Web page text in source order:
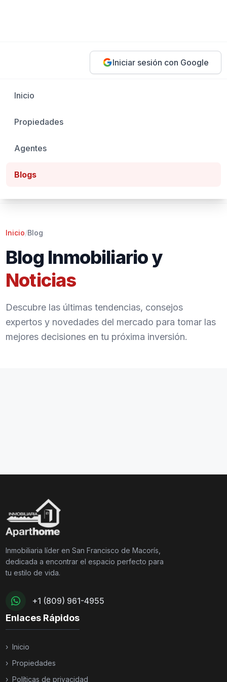
Iniciar sesión con Google
Inicio
Propiedades
Agentes
Blogs
Inicio/Blog
Blog Inmobiliario y
Noticias
Descubre las últimas tendencias, consejos
expertos y novedades del mercado para tomar las
mejores decisiones en tu próxima inversión.
Inmobiliaria líder en San Francisco de Macorís,
dedicada a encontrar el espacio perfecto para
tu estilo de vida.
+1 (809) 961-4955
Enlaces Rápidos
› Inicio
› Propiedades
› Políticas de privacidad